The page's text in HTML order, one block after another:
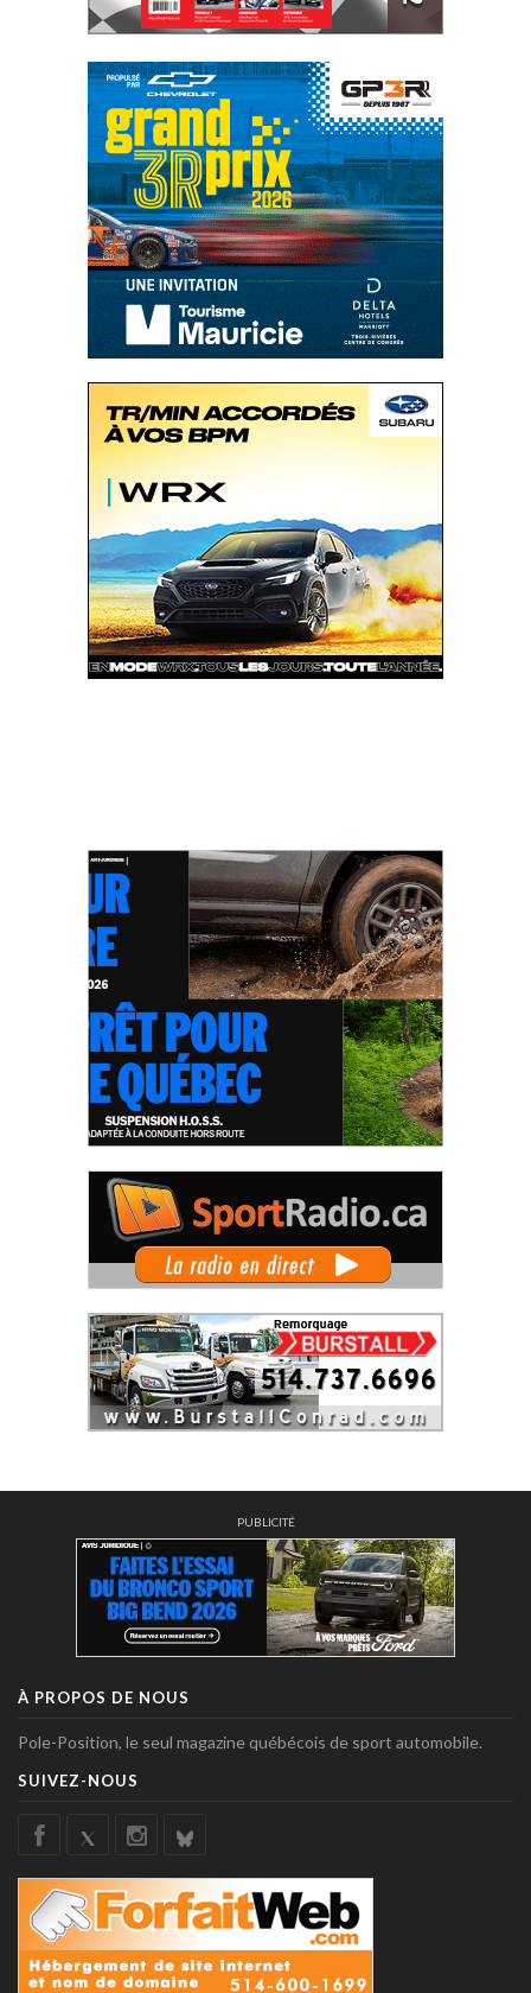
PUBLICITÉ
À PROPOS DE NOUS
Pole-Position, le seul magazine québécois de sport automobile.
SUIVEZ-NOUS